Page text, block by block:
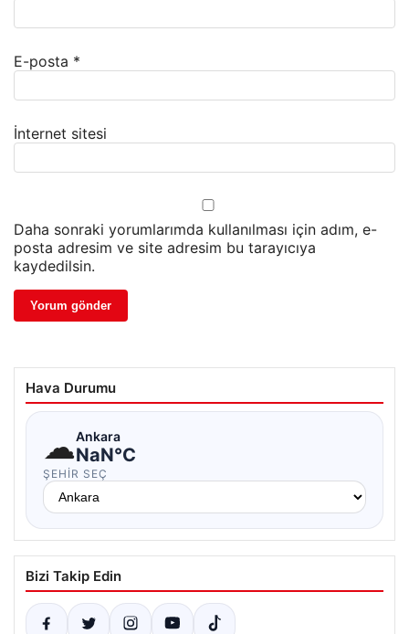
E-posta *
İnternet sitesi
Daha sonraki yorumlarımda kullanılması için adım, e-
posta adresim ve site adresim bu tarayıcıya
kaydedilsin.
Hava Durumu
☁Ankara
NaN°C
ŞEHIR SEÇ
Bizi Takip Edin